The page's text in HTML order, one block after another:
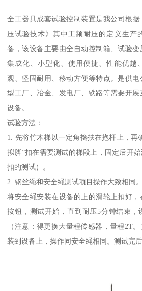
全工器具成套试验控制装置是我公司根据
压试验技术》其中工频耐压的定义生产
备，该设备主要由全自动控制箱、试验变
集成化、小型化、使用便捷、性能优越
观、坚固耐用、移动方便等特点。是供
型工厂、冶金、发电厂、铁路等需要开
设备。
试验方法：
1. 先将竹木梯以一定角搀扶在抱杆上，再
拟脚”扣在需要测试的梯段上，固定后开
扣的测试）。
2. 钢丝绳和安全绳测试项目操作大致相同。
将安全绳安装在设备的上的滑轮上扣好
按钮，测试开始，直到耐压5分钟结束，
（注意：得更换大量程传感器，量程2T
装到设备上，操作同安全绳相同。测试完后